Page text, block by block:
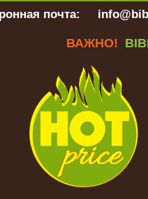
почта:
ВАЖНО!